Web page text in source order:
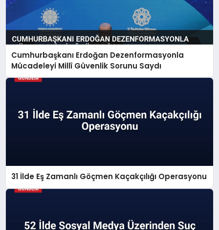
Cumhurbaşkanı Erdoğan Dezenformasyonla
Mücadeleyi Millî Güvenlik Sorunu Saydı
31 İlde Eş Zamanlı Göçmen Kaçakçılığı Operasyonu